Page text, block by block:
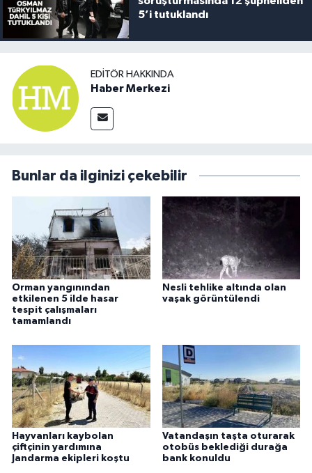
5’i tutuklandı
EDITÖR HAKKINDA
Haber Merkezi
Bunlar da ilginizi çekebilir
Orman yangınından
etkilenen 5 ilde hasar
tespit çalışmaları
tamamlandı
Nesli tehlike altında olan
vaşak görüntülendi
Hayvanları kaybolan
çiftçinin yardımına
Jandarma ekipleri koştu
Vatandaşın taşta oturarak
otobüs beklediği durağa
bank konuldu